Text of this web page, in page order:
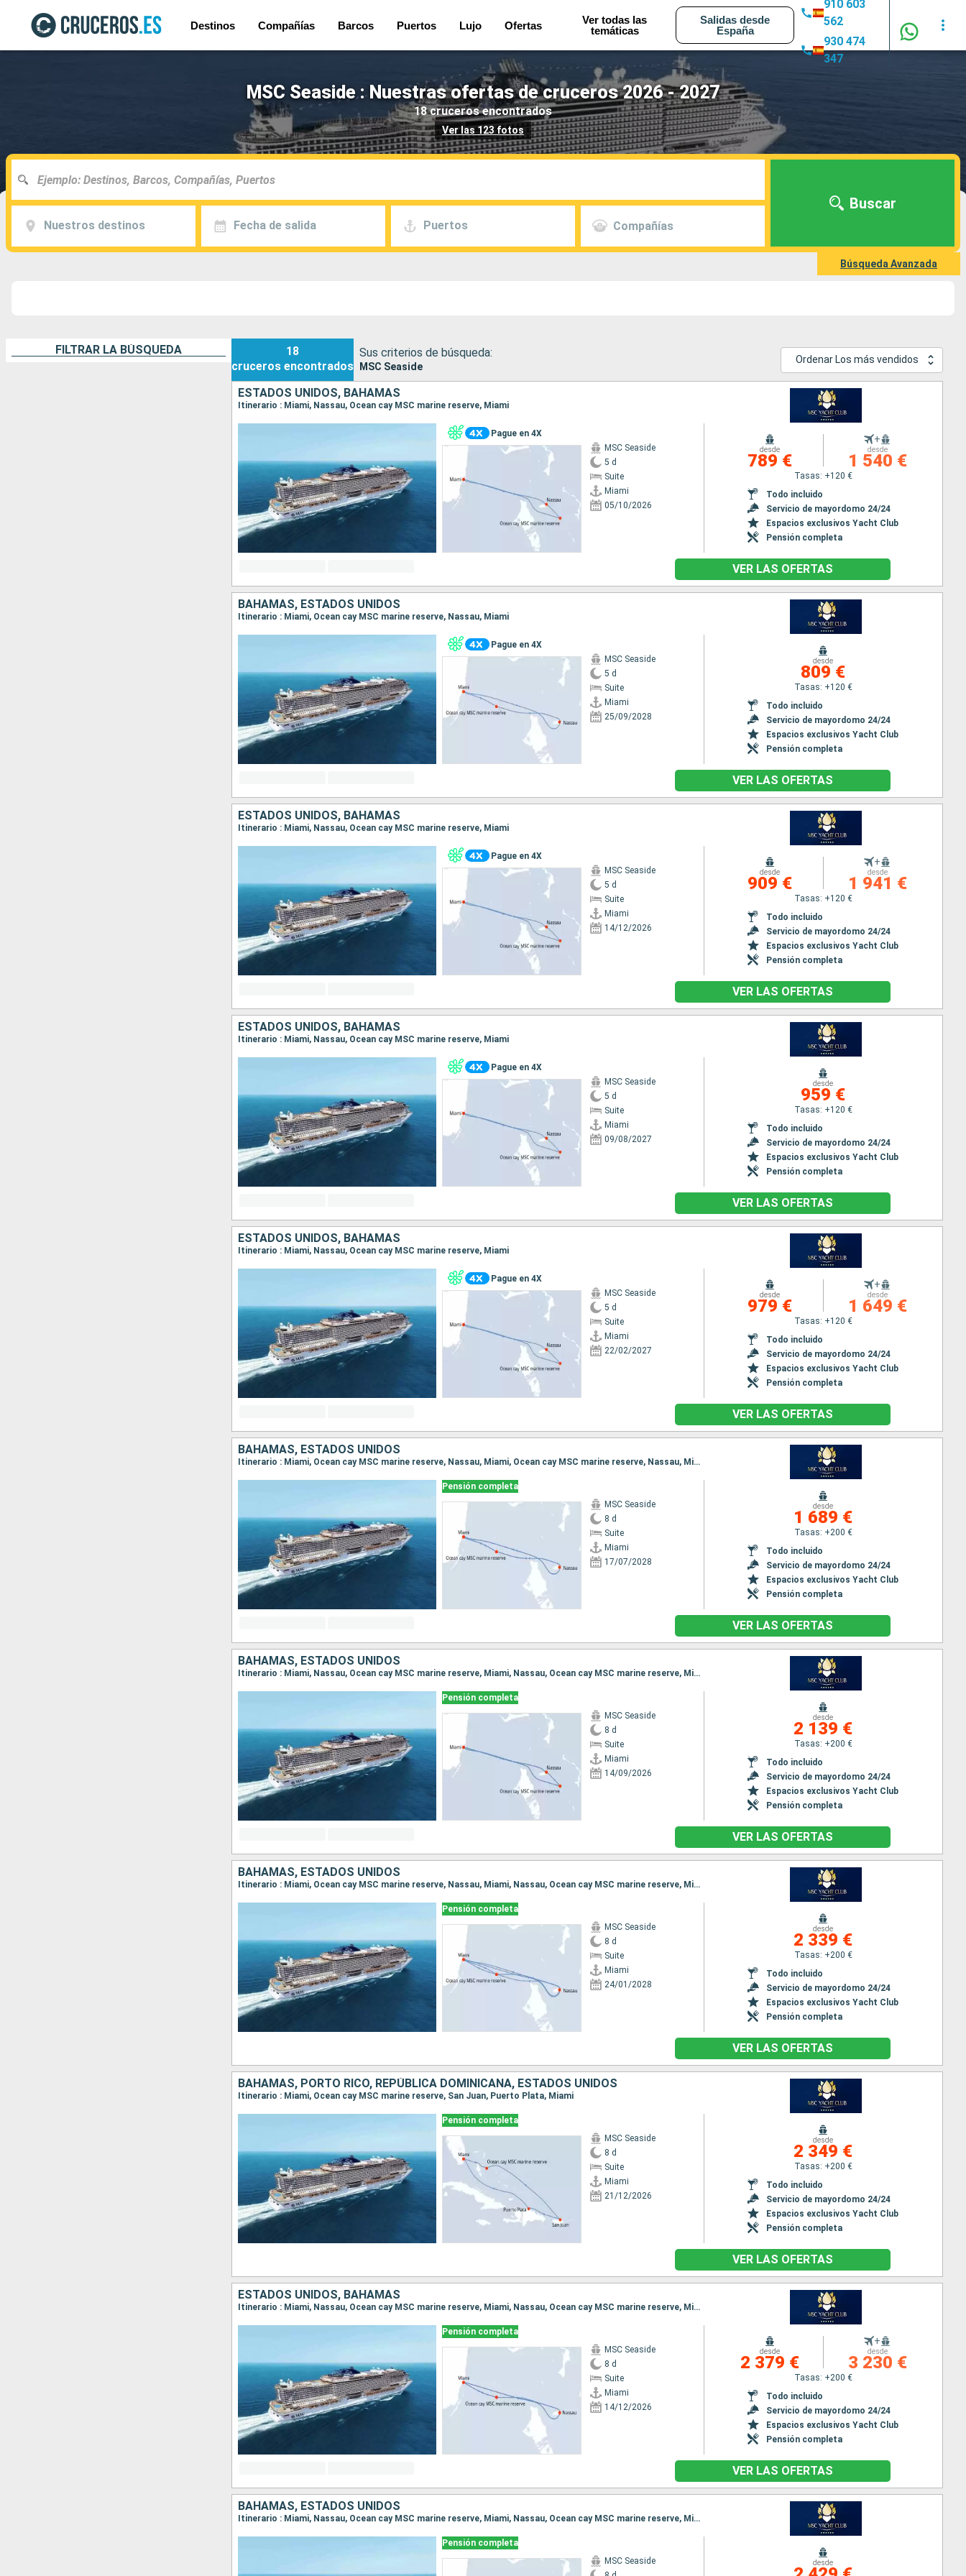
Destinos Compañías Barcos Puertos Lujo Ofertas
Ver todas las
temáticas
Salidas desde
España
910 603
562
930 474
347
MSC Seaside : Nuestras ofertas de cruceros 2026 - 2027
18 cruceros encontrados
Ver las 123 fotos
Nuestros destinos Fecha de salida Puertos Compañías
Buscar
Búsqueda Avanzada
FILTRAR LA BÚSQUEDA
18
cruceros encontrados
Sus criterios de búsqueda:
MSC Seaside
Ordenar Los más vendidos
ESTADOS UNIDOS, BAHAMAS
Itinerario : Miami, Nassau, Ocean cay MSC marine reserve, Miami
Pague en 4X
MSC Seaside
5 d
Suite
Miami
05/10/2026
desde
789 €
+
desde
1 540 €
Tasas: +120 €
Todo incluido
Servicio de mayordomo 24/24
Espacios exclusivos Yacht Club
Pensión completa
VER LAS OFERTAS
BAHAMAS, ESTADOS UNIDOS
Itinerario : Miami, Ocean cay MSC marine reserve, Nassau, Miami
Pague en 4X
MSC Seaside
5 d
Suite
Miami
25/09/2028
desde
809 €
Tasas: +120 €
Todo incluido
Servicio de mayordomo 24/24
Espacios exclusivos Yacht Club
Pensión completa
VER LAS OFERTAS
ESTADOS UNIDOS, BAHAMAS
Itinerario : Miami, Nassau, Ocean cay MSC marine reserve, Miami
Pague en 4X
MSC Seaside
5 d
Suite
Miami
14/12/2026
desde
909 €
+
desde
1 941 €
Tasas: +120 €
Todo incluido
Servicio de mayordomo 24/24
Espacios exclusivos Yacht Club
Pensión completa
VER LAS OFERTAS
ESTADOS UNIDOS, BAHAMAS
Itinerario : Miami, Nassau, Ocean cay MSC marine reserve, Miami
Pague en 4X
MSC Seaside
5 d
Suite
Miami
09/08/2027
desde
959 €
Tasas: +120 €
Todo incluido
Servicio de mayordomo 24/24
Espacios exclusivos Yacht Club
Pensión completa
VER LAS OFERTAS
ESTADOS UNIDOS, BAHAMAS
Itinerario : Miami, Nassau, Ocean cay MSC marine reserve, Miami
Pague en 4X
MSC Seaside
5 d
Suite
Miami
22/02/2027
desde
979 €
+
desde
1 649 €
Tasas: +120 €
Todo incluido
Servicio de mayordomo 24/24
Espacios exclusivos Yacht Club
Pensión completa
VER LAS OFERTAS
BAHAMAS, ESTADOS UNIDOS
Itinerario : Miami, Ocean cay MSC marine reserve, Nassau, Miami, Ocean cay MSC marine reserve, Nassau, Miami
Pensión completa
MSC Seaside
8 d
Suite
Miami
17/07/2028
desde
1 689 €
Tasas: +200 €
Todo incluido
Servicio de mayordomo 24/24
Espacios exclusivos Yacht Club
Pensión completa
VER LAS OFERTAS
BAHAMAS, ESTADOS UNIDOS
Itinerario : Miami, Nassau, Ocean cay MSC marine reserve, Miami, Nassau, Ocean cay MSC marine reserve, Miami
Pensión completa
MSC Seaside
8 d
Suite
Miami
14/09/2026
desde
2 139 €
Tasas: +200 €
Todo incluido
Servicio de mayordomo 24/24
Espacios exclusivos Yacht Club
Pensión completa
VER LAS OFERTAS
BAHAMAS, ESTADOS UNIDOS
Itinerario : Miami, Ocean cay MSC marine reserve, Nassau, Miami, Nassau, Ocean cay MSC marine reserve, Miami
Pensión completa
MSC Seaside
8 d
Suite
Miami
24/01/2028
desde
2 339 €
Tasas: +200 €
Todo incluido
Servicio de mayordomo 24/24
Espacios exclusivos Yacht Club
Pensión completa
VER LAS OFERTAS
BAHAMAS, PORTO RICO, REPÚBLICA DOMINICANA, ESTADOS UNIDOS
Itinerario : Miami, Ocean cay MSC marine reserve, San Juan, Puerto Plata, Miami
Pensión completa
MSC Seaside
8 d
Suite
Miami
21/12/2026
desde
2 349 €
Tasas: +200 €
Todo incluido
Servicio de mayordomo 24/24
Espacios exclusivos Yacht Club
Pensión completa
VER LAS OFERTAS
ESTADOS UNIDOS, BAHAMAS
Itinerario : Miami, Nassau, Ocean cay MSC marine reserve, Miami, Nassau, Ocean cay MSC marine reserve, Miami
Pensión completa
MSC Seaside
8 d
Suite
Miami
14/12/2026
desde
2 379 €
+
desde
3 230 €
Tasas: +200 €
Todo incluido
Servicio de mayordomo 24/24
Espacios exclusivos Yacht Club
Pensión completa
VER LAS OFERTAS
BAHAMAS, ESTADOS UNIDOS
Itinerario : Miami, Nassau, Ocean cay MSC marine reserve, Miami, Nassau, Ocean cay MSC marine reserve, Miami
Pensión completa
MSC Seaside
desde